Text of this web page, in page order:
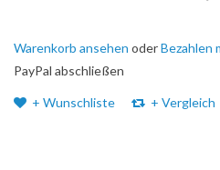
Warenkorb ansehen oderBezahlen
PayPal abschließen
+ Wunschliste + Vergleich